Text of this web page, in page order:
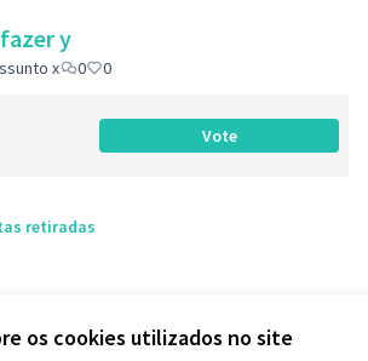
os cookies utilizados no site
y
x 0 0
VoteProposta x - fazer y
retiradas